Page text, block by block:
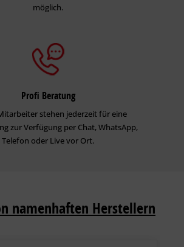
möglich.
Profi Beratung
stehen jederzeit für eine
zur Verfügung per Chat, WhatsApp,
Telefon oder Live vor Ort.
namenhaften Herstellern